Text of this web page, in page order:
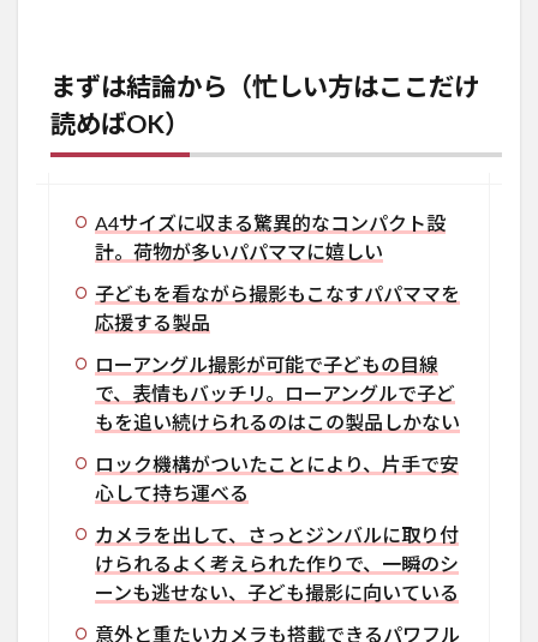
まずは結論から（忙しい方はここだけ
読めばOK）
A4サイズに収まる驚異的なコンパクト設
計。荷物が多いパパママに嬉しい
子どもを看ながら撮影もこなすパパママを
応援する製品
ローアングル撮影が可能で子どもの目線
で、表情もバッチリ。
ローアングルで子ど
もを追い続けられるのはこの製品しかない
ロック機構がついたことにより、片手で安
心して持ち運べる
カメラを出して、さっとジンバルに取り付
けられるよく考えられた作りで、一瞬のシ
ーンも逃せない、子ども撮影に向いている
意外と重たいカメラも搭載できるパワフル